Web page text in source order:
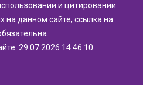
и цитировании
на данном сайте, ссылка на
29.07.2026 14:46:10